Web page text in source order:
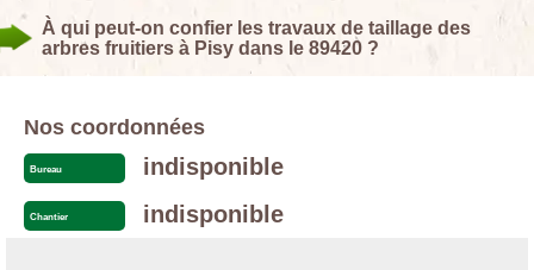
À qui peut-on confier les travaux de taillage des
arbres fruitiers à Pisy dans le 89420 ?
Nos coordonnées
Bureau indisponible
Chantier indisponible